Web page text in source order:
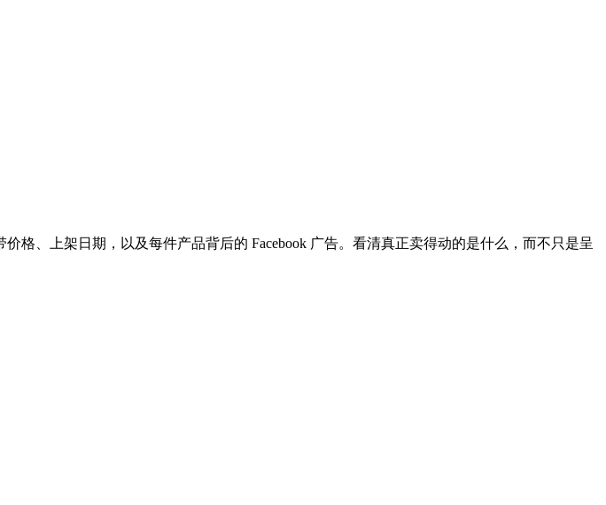
、上架日期，以及每件产品背后的 Facebook 广告。看清真正卖得动的是什么，而不只是呈